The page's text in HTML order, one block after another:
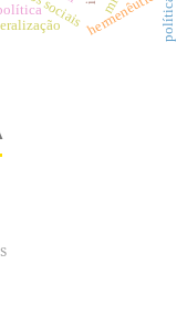
hermenêutica